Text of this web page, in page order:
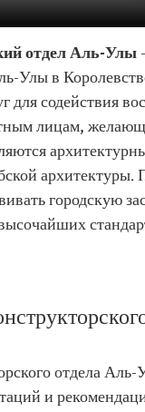
отдел Аль-Улы
Улы в
для содействия
лицам,
городскую
отдела
и